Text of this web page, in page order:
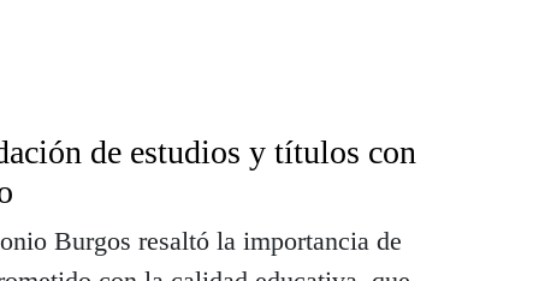
de estudios y títulos con
Burgos resaltó la importancia de